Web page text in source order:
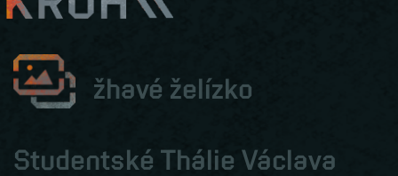
žhavé želízko
Studentské Thálie Václava